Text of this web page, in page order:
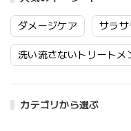
ダメージケア サラサ
洗い流さないトリートメ
カテゴリから選ぶ